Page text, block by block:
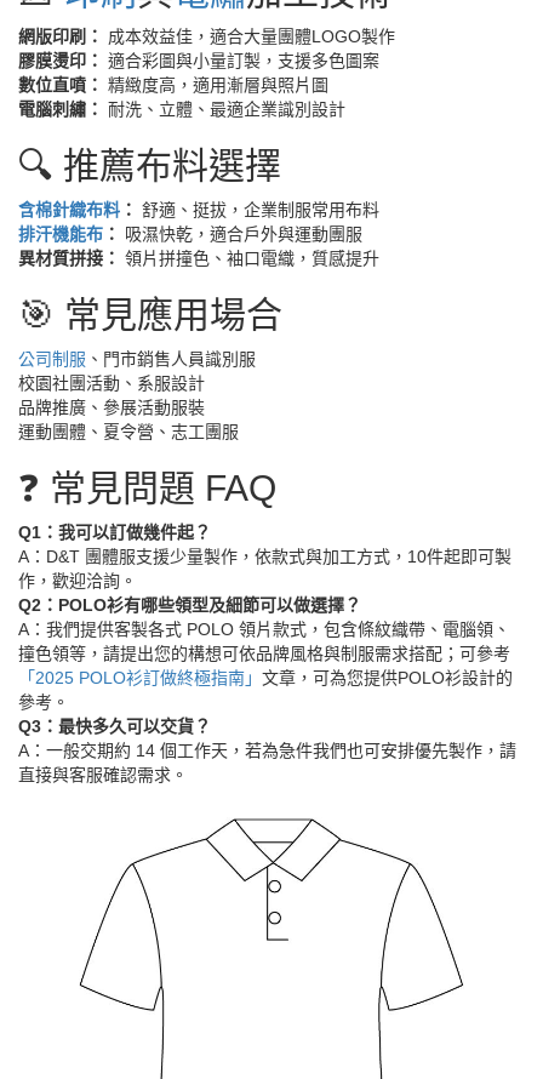
網版印刷：
成本效益佳，適合大量團體LOGO製作
膠膜燙印： 適合彩圖與小量訂製，支援多色圖案
數位直噴： 精緻度高，適用漸層與照片圖
電腦刺繡： 耐洗、立體、最適企業識別設計
🔍 推薦布料選擇
含棉針織布料 ： 舒適、挺拔，企業制服常用布料
排汗機能布 ：
吸濕快乾，適合戶外與運動團服
異材質拼接： 領片拼撞色、袖口電織，質感提升
🎯 常見應用場合
公司制服 、門市銷售人員識別服
校園社團活動、系服設計
品牌推廣、參展活動服裝
運動團體、夏令營、志工團服
❓ 常見問題 FAQ
Q1：我可以訂做幾件起？
A：D&T 團體服支援少量製作，依款式與加工方式，10件起即可製
作，歡迎洽詢。
Q2：POLO衫有哪些領型及細節可以做選擇？
A：我們提供客製各式 POLO 領片款式，包含條紋織帶、電腦領、
撞色領等，請提出您的構想可依品牌風格與制服需求搭配；可參考
「2025 POLO衫訂做終極指南」 文章，可為您提供POLO衫設計的
參考。
Q3：最快多久可以交貨？
A：一般交期約 14 個工作天，若為急件我們也可安排優先製作，請
直接與客服確認需求。